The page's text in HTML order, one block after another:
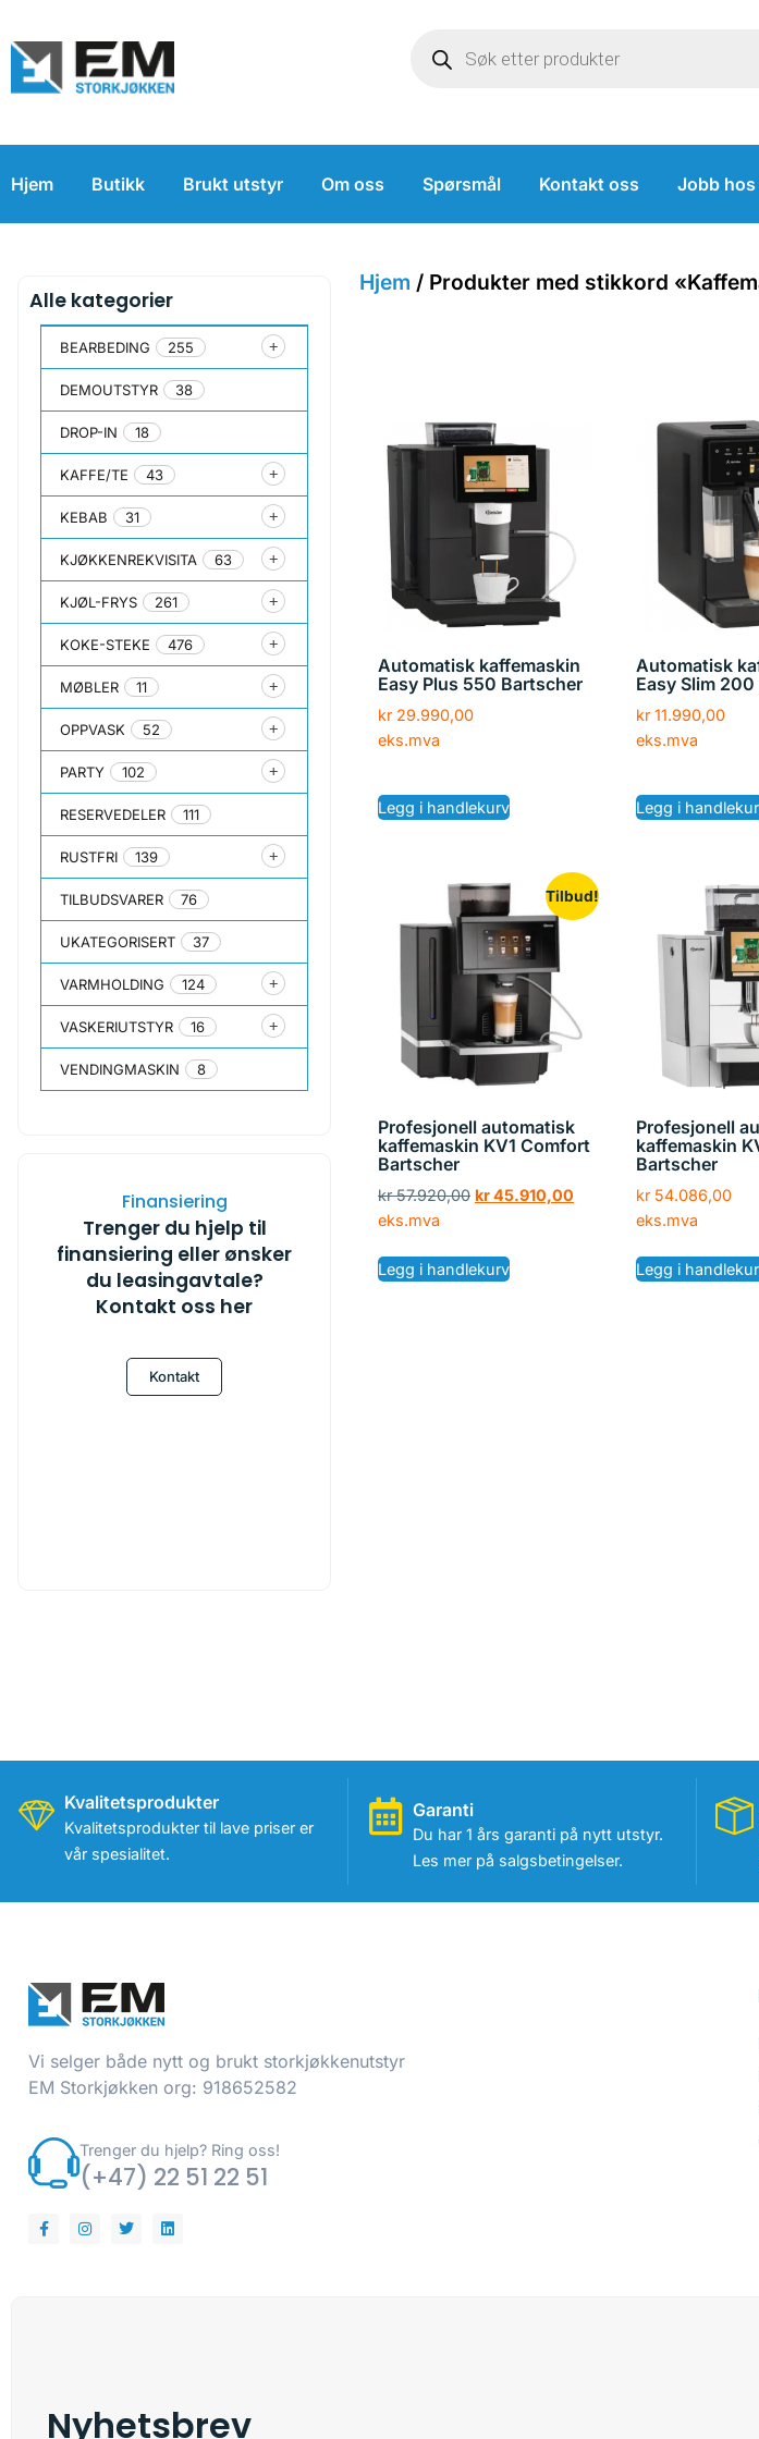
Hjem Butikk Brukt utstyr Om oss Spørsmål Kontakt oss Jobb hos
Alle kategorier
BEARBEDING 255
DEMOUTSTYR 38
DROP-IN 18
KAFFE/TE 43
KEBAB 31
KJØKKENREKVISITA 63
KJØL-FRYS 261
KOKE-STEKE 476
MØBLER 11
OPPVASK 52
PARTY 102
RESERVEDELER 111
RUSTFRI 139
TILBUDSVARER 76
UKATEGORISERT 37
VARMHOLDING 124
VASKERIUTSTYR 16
VENDINGMASKIN 8
Finansiering
Trenger du hjelp til
finansiering eller ønsker
du leasingavtale?
Kontakt oss her
Kontakt
Hjem / Produkter med stikkord
Automatisk kaffemaskin
Easy Plus 550 Bartscher
kr 29.990,00
eks.mva
Legg i handlekurv
Automatisk
Easy Slim
kr11.990,00
eks.mva
Legg i
Tilbud!
Profesjonell automatisk
kaffemaskin KV1 Comfort
Bartscher
kr57.920,00 kr45.910,00
eks.mva
Legg i handlekurv
Profesjonell
kaffemaskin
Bartscher
kr54.086,00
eks.mva
Legg i
Kvalitetsprodukter
Kvalitetsprodukter til lave priser er
vår spesialitet.
Garanti
Du har 1 års garanti på nytt utstyr.
Les mer på salgsbetingelser.
Vi selger både nytt og brukt storkjøkkenutstyr
EM Storkjøkken org: 918652582
Trenger du hjelp? Ring oss!
(+47) 22 51 22 51
Nyhetsbrev